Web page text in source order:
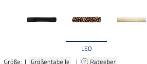
LEO
Größe: | Größentabelle | Ratgeber